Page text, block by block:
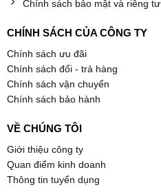
Chính sách bảo mật và riêng tư
CHÍNH SÁCH CỦA CÔNG TY
Chính sách ưu đãi
Chính sách đổi - trả hàng
Chính sách vận chuyển
Chính sách bảo hành
VỀ CHÚNG TÔI
Giới thiệu công ty
Quan điểm kinh doanh
Thông tin tuyển dụng